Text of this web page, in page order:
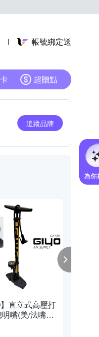
帳號綁定送
超贈點
追蹤品牌
】直立式高壓打
嘴(美/法嘴通
- 快速到貨